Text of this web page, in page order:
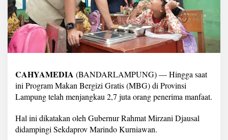
a
n
M
B
G
d
a
m
p
u
g
J
CAHYAMEDIA (BANDARLAMPUNG) — Hingga saat
ini Program Makan Bergizi Gratis (MBG) di Provinsi
Lampung telah menjangkau 2,7 juta orang penerima manfaat.
Hal ini dikatakan oleh Gubernur Rahmat Mirzani Djausal
didampingi Sekdaprov Marindo Kurniawan.